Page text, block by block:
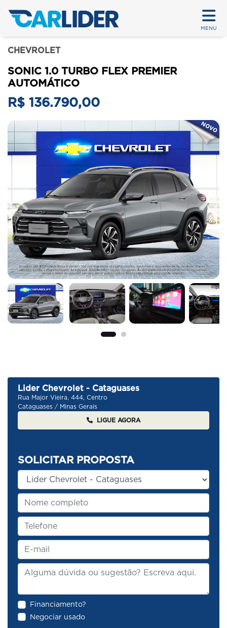
MENU
CHEVROLET
SONIC 1.0 TURBO FLEX PREMIER
AUTOMÁTICO
R$ 136.790,00
Previous Next
Lider Chevrolet - Cataguases
Rua Major Vieira, 444, Centro
Cataguases / Minas Gerais
LIGUE AGORA
SOLICITAR PROPOSTA
Financiamento?
Negociar usado